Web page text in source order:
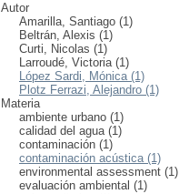
Autor
Amarilla, Santiago (1)
Beltrán, Alexis (1)
Curti, Nicolas (1)
Larroudé, Victoria (1)
López Sardi, Mónica (1)
Plotz Ferrazi, Alejandro (1)
Materia
ambiente urbano (1)
calidad del agua (1)
contaminación (1)
contaminación acústica (1)
environmental assessment (1)
evaluación ambiental (1)